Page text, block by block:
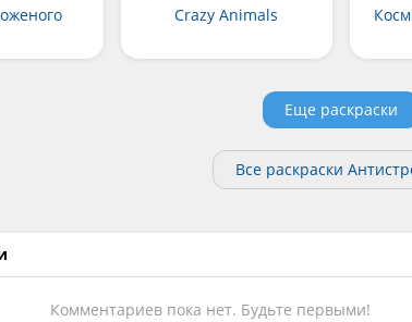
Crazy Animals
Еще раскраски
Все раскраски
Комментариев пока нет. Будьте первыми!